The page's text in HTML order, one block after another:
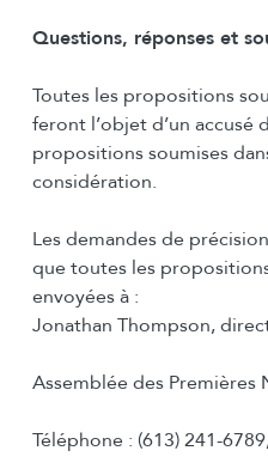
Questions, réponses et
Toutes les propositions
feront l’objet d’un accusé
propositions soumises
considération.
Les demandes de
que toutes les
envoyées à :
Jonathan Thompson,
Assemblée des Premières
Téléphone : (613) 241-